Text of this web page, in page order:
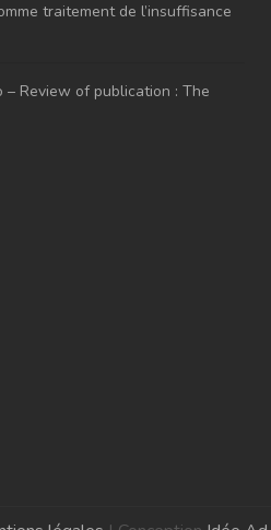
traitement de l’insuffisance
– Review of publication : The